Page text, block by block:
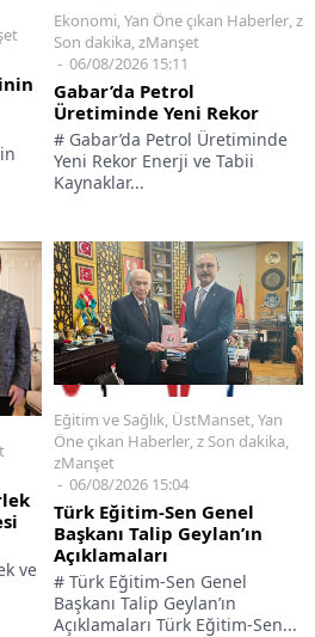
Ekonomi,Yan Öne çıkan Haberler,z
Son dakika,zManşet
06/08/2026 15:11
Gabar’da Petrol
Üretiminde Yeni Rekor
# Gabar’da Petrol Üretiminde
Yeni Rekor Enerji ve Tabii
Kaynaklar...
ve
Eğitim ve Sağlık, ÜstManset,Yan
Öne çıkan Haberler,z Son dakika,
zManşet
06/08/2026 15:04
Türk Eğitim-Sen Genel
Başkanı Talip Geylan’ın
Açıklamaları
# Türk Eğitim-Sen Genel
Başkanı Talip Geylan’ın
Açıklamaları Türk Eğitim-Sen...